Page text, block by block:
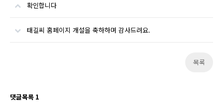
확인합니다
태길씨 홈페이지 개설을 축하하며 감사드려요.
목록
댓글목록 1